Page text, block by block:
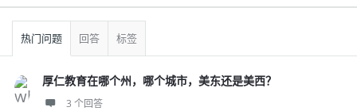
热门问题 回答 标签
厚仁教育在哪个州，哪个城市，美东还是美西？
3 个回答